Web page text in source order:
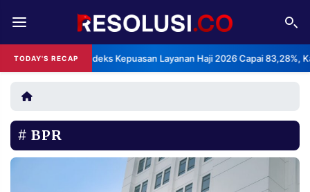
TODAY'S RECAP
BPS: Indeks Kepuasan Layanan Haji 2026 Capai 83,28%,
REDAKSI TENTANG
RESOLUSI IKLAN
RUBRIKASI
EDITORIAL AKSARA
PERSONA
BPR